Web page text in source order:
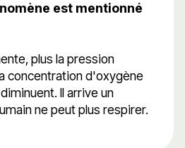
est mentionné
plus la pression
concentration d'oxygène
Il arrive un
ne peut plus respirer.